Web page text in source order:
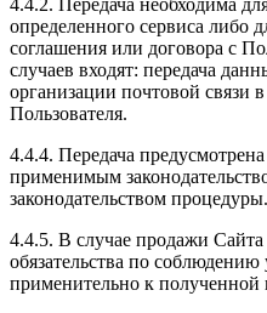
4.4.2. Передача необходима
определенного сервиса либо
соглашения или договора с
случаев входят: передача
организации почтовой связи
Пользователя.
4.4.4. Передача
применимым
законодательством процедуры.
4.4.5. В случае продажи Сайта
обязательства по
применительно к